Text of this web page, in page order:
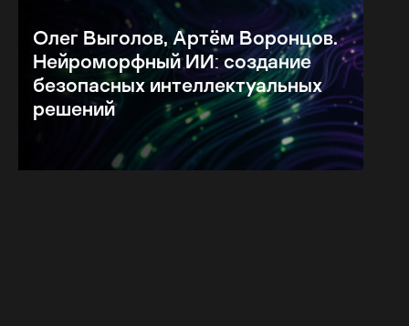
Олег Выголов, Артём Воронцов.
Нейроморфный ИИ: создание
безопасных интеллектуальных
решений